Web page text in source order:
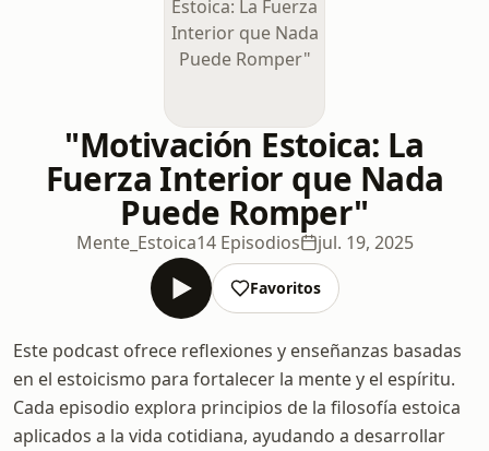
"Motivación Estoica: La
Fuerza Interior que Nada
Puede Romper"
Mente_Estoica14 Episodios jul. 19, 2025
Favoritos
Este podcast ofrece reflexiones y enseñanzas basadas
en el estoicismo para fortalecer la mente y el espíritu.
Cada episodio explora principios de la filosofía estoica
aplicados a la vida cotidiana, ayudando a desarrollar